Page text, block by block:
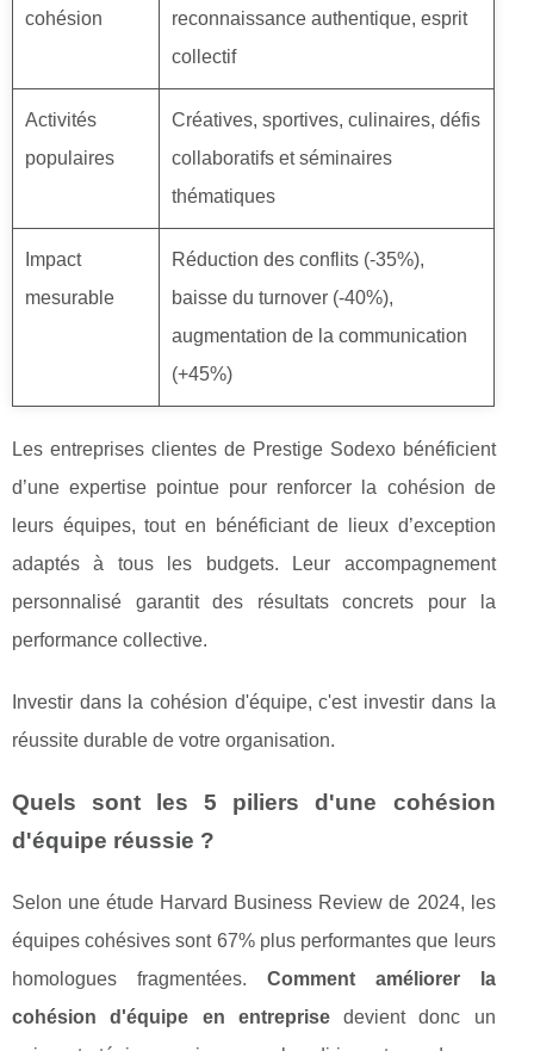
cohésion
reconnaissance authentique, esprit
collectif
Activités
populaires
Créatives, sportives, culinaires, défis
collaboratifs et séminaires
thématiques
Impact
mesurable
Réduction des conflits (-35%),
baisse du turnover (-40%),
augmentation de la communication
(+45%)
Les entreprises clientes de Prestige Sodexo bénéficient
d’une expertise pointue pour renforcer la cohésion de
leurs équipes, tout en bénéficiant de lieux d’exception
adaptés à tous les budgets. Leur accompagnement
personnalisé garantit des résultats concrets pour la
performance collective.
Investir dans la cohésion d'équipe, c'est investir dans la
réussite durable de votre organisation.
Quels sont les 5 piliers d'une cohésion
d'équipe réussie ?
Selon une étude Harvard Business Review de 2024, les
équipes cohésives sont 67% plus performantes que leurs
homologues fragmentées. Comment améliorer la
cohésion d'équipe en entreprisedevient donc un